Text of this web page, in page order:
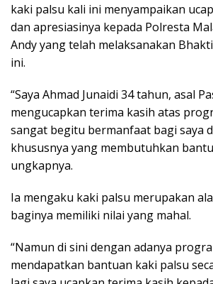
kaki palsu kali ini menyampaikan
dan apresiasinya kepada Polresta
Andy yang telah melaksanakan
ini.
“Saya Ahmad Junaidi 34 tahun, asal
mengucapkan terima kasih atas
sangat begitu bermanfaat bagi saya
khususnya yang membutuhkan
ungkapnya.
Ia mengaku kaki palsu merupakan
baginya memiliki nilai yang mahal.
“Namun di sini dengan adanya
mendapatkan bantuan kaki palsu